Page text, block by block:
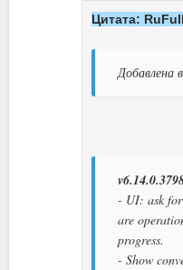
Цитата: RuFull
Добавлена
- UI: ask
are
progress.
- Show